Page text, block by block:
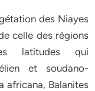
des Niayes
celle des régions
latitudes qui
et soudano-
africana, Balanites